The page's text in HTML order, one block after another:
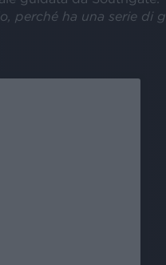
perché ha una serie di